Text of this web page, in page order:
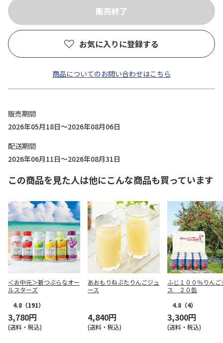
お気に入りに登録する
商品についてのお問い合わせはこちら
販売期間
2026年05月18日～2026年08月06日
配送期間
2026年06月11日～2026年08月31日
この商品を見た人は他にこんな商品も買っています
＜お中元＞新つぶらなオー
ルスターズ
4.8 （191）
3,780円
(送料・税込)
あおもりねぶたりんごジュ
ース
4,840円
(送料・税込)
ふじ１００％りんご
ス ２０缶
4.8 （4）
3,300円
(送料・税込)